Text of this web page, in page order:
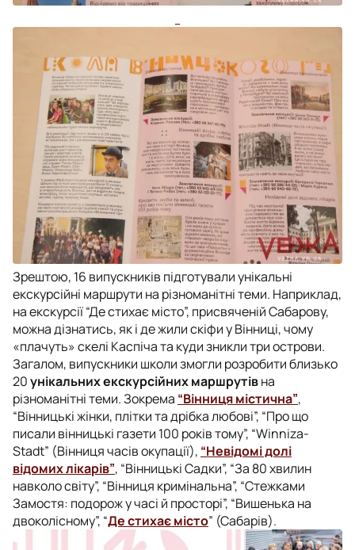
Зрештою, 16 випускників підготували унікальні
екскурсійні маршрути на різноманітні теми. Наприклад,
на екскурсії “Де стихає місто”, присвяченій Сабарову,
можна дізнатись, як і де жили скіфи у Вінниці, чому
«плачуть» скелі Каспіча та куди зникли три острови.
Загалом, випускники школи змогли розробити близько
20унікальних екскурсійних маршрутівна
різноманітні теми. Зокрема “Вінниця містична”,
“Вінницькі жінки, плітки та дрібка любові”, “Про що
писали вінницькі газети 100 років тому”, “Winniza-
Stadt” (Вінниця часів окупації), “Невідомі долі
відомих лікарів”, “Вінницькі Садки”, “За 80 хвилин
навколо світу”, “Вінниця кримінальна”, “Стежками
Замостя: подорож у часі й просторі”, “Вишенька на
двоколісному”, “Де стихає місто” (Сабарів).